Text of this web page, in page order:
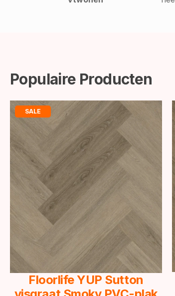
Populaire Producten
SALE
Floorlife YUP Sutton